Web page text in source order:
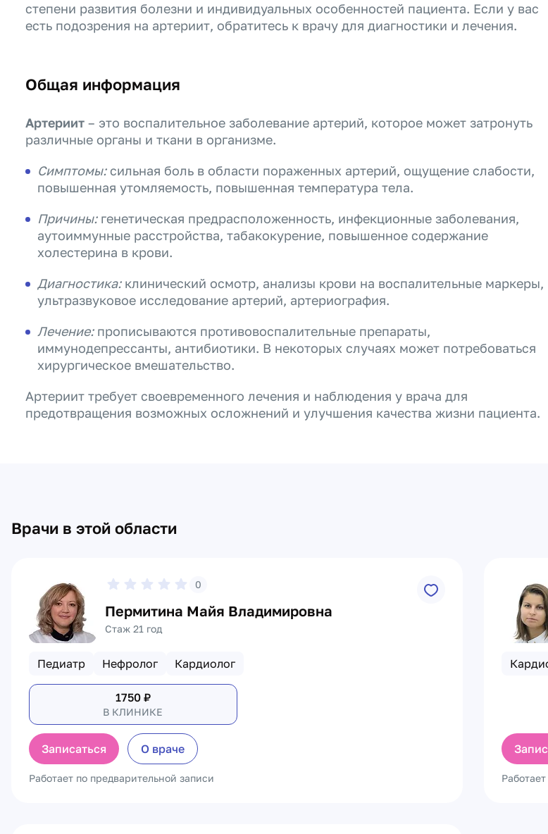
степени развития болезни и индивидуальных особенностей пациента. Если у вас
есть подозрения на артериит, обратитесь к врачу для диагностики и лечения.
Общая информация
Артериит – это воспалительное заболевание артерий, которое может затронуть
различные органы и ткани в организме.
Симптомы:сильная боль в области пораженных артерий, ощущение слабости,
повышенная утомляемость, повышенная температура тела.
Причины:генетическая предрасположенность, инфекционные заболевания,
аутоиммунные расстройства, табакокурение, повышенное содержание
холестерина в крови.
Диагностика:клинический осмотр, анализы крови на воспалительные маркеры,
ультразвуковое исследование артерий, артериография.
Лечение:прописываются противовоспалительные препараты,
иммунодепрессанты, антибиотики. В некоторых случаях может потребоваться
хирургическое вмешательство.
Артериит требует своевременного лечения и наблюдения у врача для
предотвращения возможных осложнений и улучшения качества жизни пациента.
Врачи в этой области
0
Пермитина Майя Владимировна
Стаж 21 год
Педиатр Нефролог Кардиолог
1750₽
В КЛИНИКЕ
Записаться О враче
Работает по предварительной записи